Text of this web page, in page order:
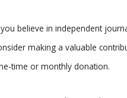
believe in independent
making a valuable
time or monthly donation.